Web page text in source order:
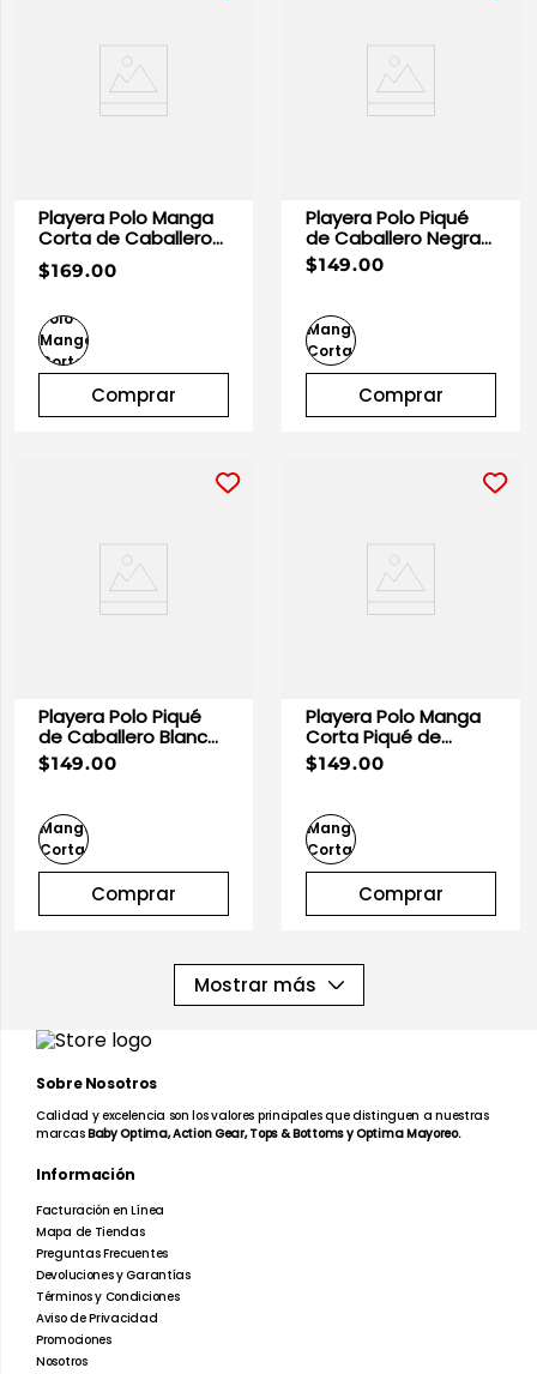
Playera Polo Manga
Corta de Caballero
Azul Marino | Optima
$169.00
Comprar
Playera Polo Piqué
de Caballero Negra
100% Algodón |
Optima
$149.00
Comprar
Playera Polo Piqué
de Caballero Blanca
100% Algodón |
Optima
$149.00
Comprar
Playera Polo Manga
Corta Piqué de
Caballero Gris
Heather | Optima
$149.00
Comprar
Mostrar más
Sobre Nosotros
Calidad y excelencia son los valores principales que distinguen a nuestras
marcasBaby Optima, Action Gear, Tops & Bottoms y Optima Mayoreo.
Información
Facturación en Línea
Mapa de Tiendas
Preguntas Frecuentes
Devoluciones y Garantías
Términos y Condiciones
Aviso de Privacidad
Promociones
Nosotros